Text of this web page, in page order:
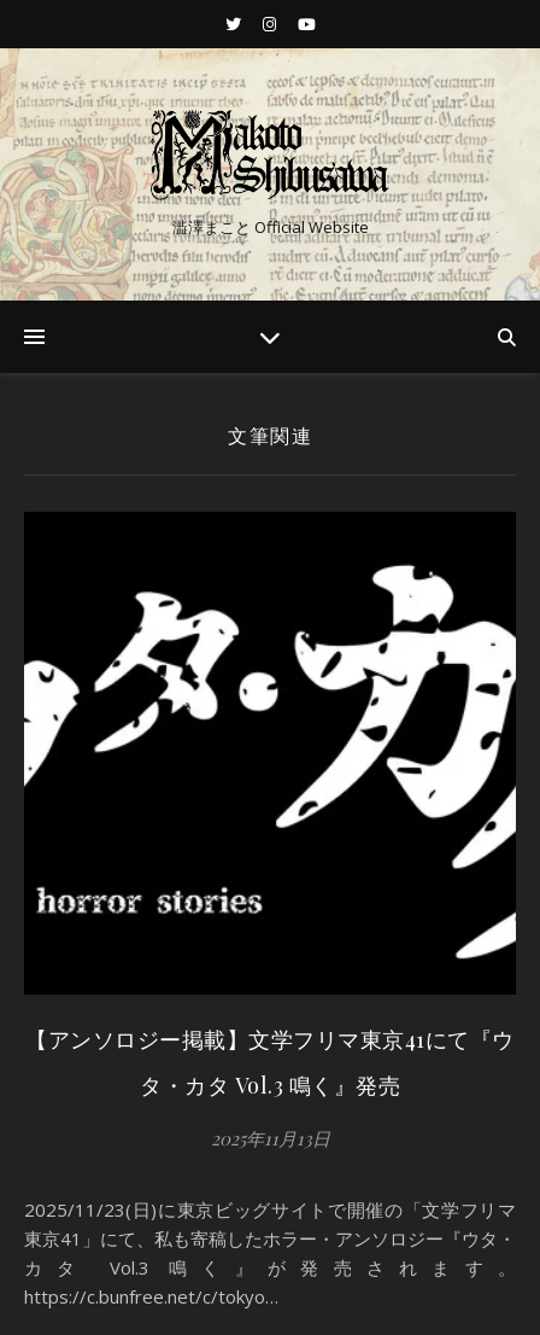
澁澤まこと Official Website
文筆関連
【アンソロジー掲載】文学フリマ東京41にて『ウ
タ・カタ Vol.3 鳴く』発売
2025年11月13日
2025/11/23(日)に東京ビッグサイトで開催の「文学フリマ
東京41」にて、私も寄稿したホラー・アンソロジー『ウタ・
カタ Vol.3 鳴く』が発売されます。
https://c.bunfree.net/c/tokyo…